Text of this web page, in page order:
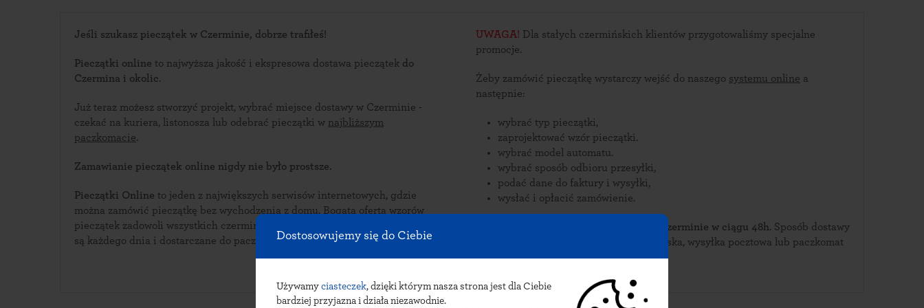
Dostosowujemy się do Ciebie
Używamy ciasteczek, dzięki którym nasza strona jest dla Ciebie
bardziej przyjazna i działa niezawodnie.
Jeśli szukasz pieczątek w Czerminie, dobrze trafiłeś!
Pieczątki online to najwyższa jakość i ekspresowa dostawa pieczątek do
Czermina i okolic.
Już teraz możesz stworzyć projekt, wybrać miejsce dostawy w Czerminie -
czekać na kuriera, listonosza lub odebrać pieczątki w najbliższym
paczkomacie.
Zamawianie pieczątek online nigdy nie było prostsze.
Pieczątki Online to jeden z największych serwisów internetowych, gdzie
można zamówić pieczątkę bez wychodzenia z domu. Bogata oferta wzorów
pieczątek zadowoli wszystkich czermińskich klientów. Pieczątki wykonywane
są każdego dnia i dostarczane do paczkomatów w Czerminie.
UWAGA! Dla stałych czermińskich klientów przygotowaliśmy specjalne
promocje.
Żeby zamówić pieczątkę wystarczy wejść do naszego systemu online a
następnie:
wybrać typ pieczątki,
zaprojektować wzór pieczątki.
wybrać model automatu.
wybrać sposób odbioru przesyłki,
podać dane do faktury i wysyłki,
wysłać i opłacić zamówienie.
Zamów pieczątki online i odbierz je w Czerminie w ciągu 48h. Sposób dostawy
pieczątek do Czermina: przesyłka kurierska, wysyłka pocztowa lub paczkomat
INPOST.